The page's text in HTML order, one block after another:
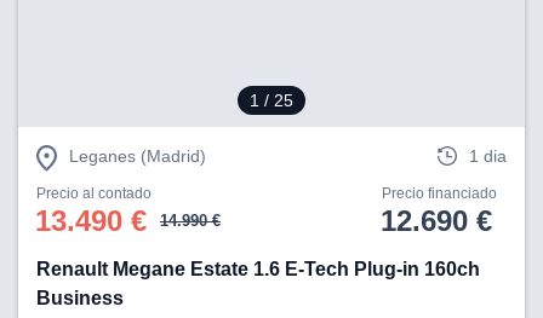
1 / 25
Leganes (Madrid) 1 dia
Precio al contado
13.490 € 14.990 €
Precio financiado
12.690 €
Renault Megane Estate 1.6 E-Tech Plug-in 160ch
Business